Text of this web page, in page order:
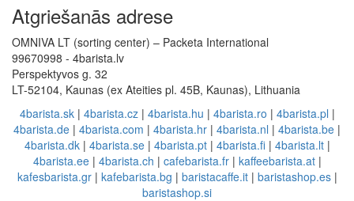
Atgriešanās adrese
OMNIVA LT (sorting center) – Packeta International
99670998 - 4barista.lv
Perspektyvos g. 32
LT-52104, Kaunas (ex Ateities pl. 45B, Kaunas), Lithuania
4barista.sk| 4barista.cz| 4barista.hu | 4barista.ro | 4barista.pl |
4barista.de | 4barista.com | 4barista.hr | 4barista.nl | 4barista.be |
4barista.dk| 4barista.se| 4barista.pt| 4barista.fi| 4barista.lt|
4barista.ee| 4barista.ch | cafebarista.fr| kaffeebarista.at|
kafesbarista.gr| kafebarista.bg | baristacaffe.it| baristashop.es|
baristashop.si